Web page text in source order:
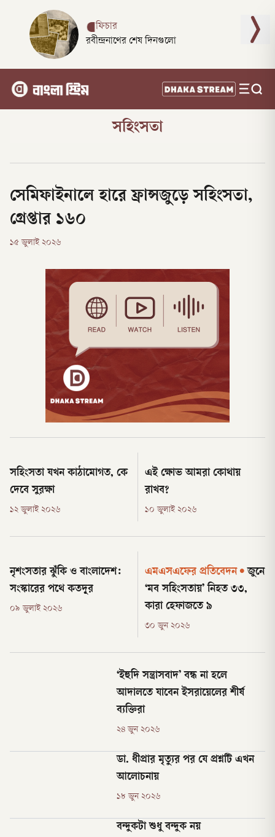
ফিচার
রবীন্দ্রনাথের শেষ দিনগুলো
সহিংসতা
সেমিফাইনালে হারে ফ্রান্সজুড়ে সহিংসতা,
গ্রেপ্তার ১৬০
১৫ জুলাই ২০২৬
সহিংসতা যখন কাঠামোগত, কে
দেবে সুরক্ষা
১২ জুলাই ২০২৬
এই ক্ষোভ আমরা কোথায়
রাখব?
১০ জুলাই ২০২৬
নৃশংসতার ঝুঁকি ও বাংলাদেশ:
সংস্কারের পথে কতদূর
০৯ জুলাই ২০২৬
এমএসএফের প্রতিবেদন • জুনে
‘মব সহিংসতায়’ নিহত ৩৩,
কারা হেফাজতে ৯
৩০ জুন ২০২৬
‘ইহুদি সন্ত্রাসবাদ’ বন্ধ না হলে
আদালতে যাবেন ইসরায়েলের শীর্ষ
ব্যক্তিরা
২৪ জুন ২০২৬
ডা. ধীপ্রার মৃত্যুর পর যে প্রশ্নটি এখন
আলোচনায়
১৮ জুন ২০২৬
বন্দুকটা শুধু বন্দুক নয়